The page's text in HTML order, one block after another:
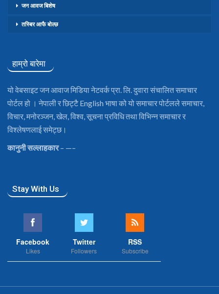
जन आवज बिशेष
तस्बिर आफै बोल्छ
हाम्रो बारेमा
यो वेबसाइट जन आवाज मिडिया नेटवर्क प्रा. लि. दुवारा संचालित समाचार
पोर्टल हो । नेपाली र छिट्टै English भाषा को यो समाचार पोर्टलले समाचार,
विचार, मनोरञ्जन, खेल, विश्व, सूचना प्रविधि तथा विभिन्न समाचार र
विश्लेषणलाई समेट्छ।
कानुनी सल्लाहकार– —–
Stay With Us
Facebook
Likes
Twitter
Followers
RSS
Subscribe